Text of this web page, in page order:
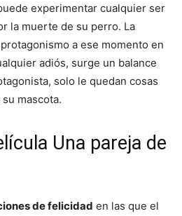
experimentar cualquier ser
la muerte de su perro. La
a ese momento en
adiós, surge un balance
solo le quedan cosas
mascota.
Una pareja de
de felicidad en las que el